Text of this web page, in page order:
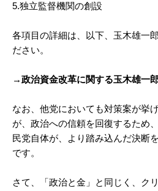
5.独立監督機関の創設
各項目の詳細は、以下、玉木雄一
ださい。
→政治資金改革に関する玉木雄一
なお、他党においても対策案が挙
が、政治への信頼を回復するため
民党自体が、より踏み込んだ決断
です。
さて、「政治と金」と同じく、ク